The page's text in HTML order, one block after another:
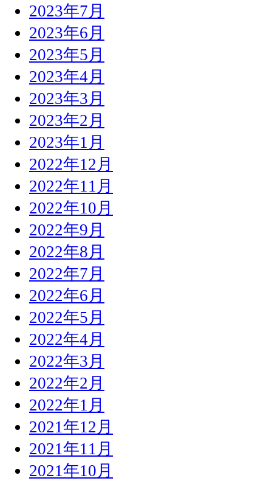
2023年7月
2023年6月
2023年5月
2023年4月
2023年3月
2023年2月
2023年1月
2022年12月
2022年11月
2022年10月
2022年9月
2022年8月
2022年7月
2022年6月
2022年5月
2022年4月
2022年3月
2022年2月
2022年1月
2021年12月
2021年11月
2021年10月